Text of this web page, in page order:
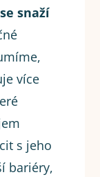
snaží
více
s jeho
bariéry,